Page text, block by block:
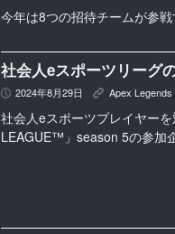
今年は8つの招待チームが参
社会人eスポーツリーグ
P 2024年8月29日 K Apex Legends
社会人eスポーツプレイヤー
LEAGUE™」season 5の参加